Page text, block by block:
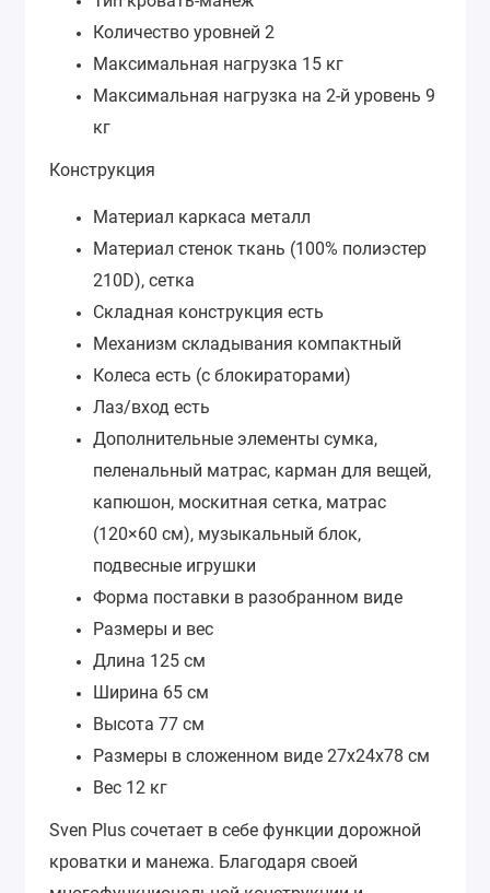
Количество уровней 2
Максимальная нагрузка 15 кг
Максимальная нагрузка на 2-й уровень 9
кг
Конструкция
Материал каркаса металл
Материал стенок ткань (100% полиэстер
210D), сетка
Складная конструкция есть
Механизм складывания компактный
Колеса есть (с блокираторами)
Лаз/вход есть
Дополнительные элементы сумка,
пеленальный матрас, карман для вещей,
капюшон, москитная сетка, матрас
(120×60 см), музыкальный блок,
подвесные игрушки
Форма поставки в разобранном виде
Размеры и вес
Длина 125 см
Ширина 65 см
Высота 77 см
Размеры в сложенном виде 27х24х78 см
Вес 12 кг
Sven Plus сочетает в себе функции дорожной
кроватки и манежа. Благодаря своей